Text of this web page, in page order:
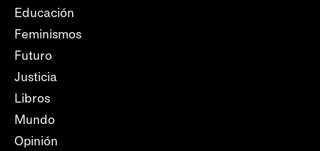
Educación
Feminismos
Futuro
Justicia
Libros
Mundo
Opinión